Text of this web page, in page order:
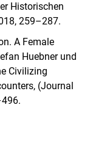
Historischen
259–287.
A Female
Huebner und
Civilizing
(Journal